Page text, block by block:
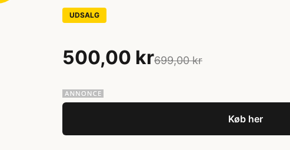
UDSALG
500,00 kr699,00 kr
Køb her